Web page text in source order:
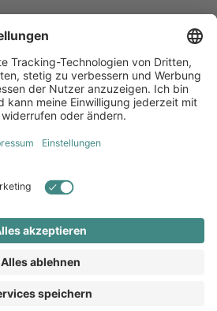
kostenfreien Newsletter an, der Sie
um Local Marketing auf dem
Impressum